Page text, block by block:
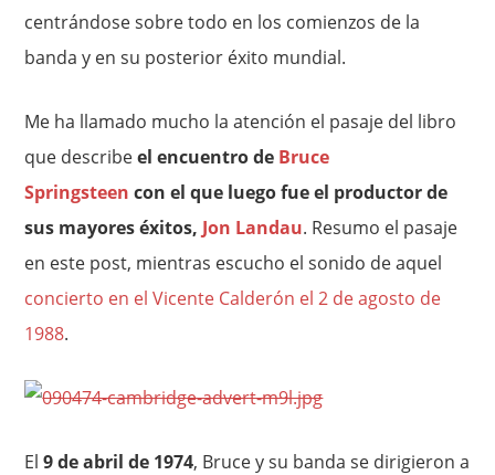
centrándose sobre todo en los comienzos de la
banda y en su posterior éxito mundial.
Me ha llamado mucho la atención el pasaje del libro
que describeel encuentro de Bruce
Springsteen con el que luego fue el productor de
sus mayores éxitos, Jon Landau. Resumo el pasaje
en este post, mientras escucho el sonido de aquel
concierto en el Vicente Calderón el 2 de agosto de
1988.
El9 de abril de 1974, Bruce y su banda se dirigieron a